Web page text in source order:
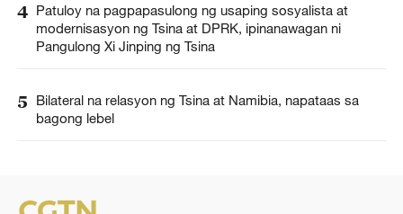
4 Patuloy na pagpapasulong ng usaping sosyalista at
modernisasyon ng Tsina at DPRK, ipinanawagan ni
Pangulong Xi Jinping ng Tsina
5
Bilateral na relasyon ng Tsina at Namibia, napataas sa
bagong lebel